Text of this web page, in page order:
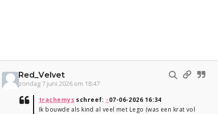
Red_Velvet
zondag 7 juni 2026 om 18:47
trachemys schreef: ↑07-06-2026 16:34
Ik bouwde als kind al veel met Lego (was een krat vol